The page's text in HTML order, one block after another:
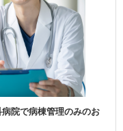
病院で病棟管理のみのお